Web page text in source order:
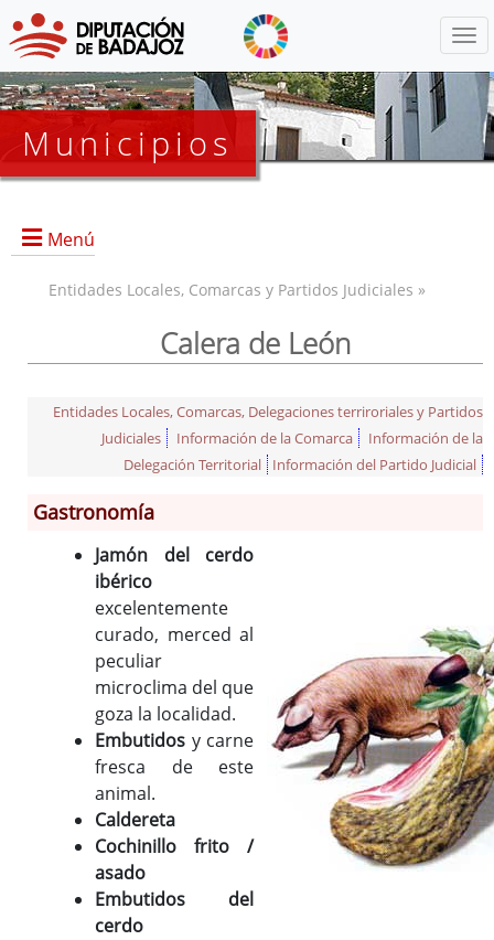
Municipios
Menú
Información General
Historia
Gastronomía
Turismo
Población
Corporación
Correo-e gratis
Códigos para FACe
Entidades Locales, Comarcas y Partidos Judiciales »
Calera de León
Entidades Locales, Comarcas, Delegaciones terriroriales y Partidos
Judiciales
Información de la Comarca
Información de la
Delegación Territorial
Información del Partido Judicial
Gastronomía
Jamón del cerdo
ibérico
excelentemente
curado, merced al
peculiar
microclima del que
goza la localidad.
Embutidos y carne
fresca de este
animal.
Caldereta
Cochinillo frito /
asado
Embutidos del
cerdo